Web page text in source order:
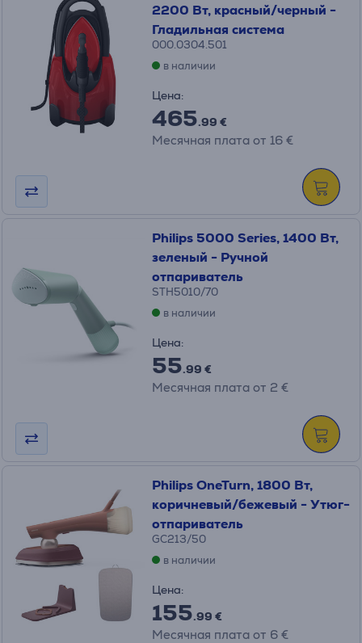
2200 Вт, красный/черный -
Гладильная система
000.0304.501
в наличии
Цена:
465.99 €
Месячная плата от 16 €
Philips 5000 Series, 1400 Вт,
зеленый - Ручной
отпариватель
STH5010/70
в наличии
Цена:
55.99 €
Месячная плата от 2 €
Philips OneTurn, 1800 Вт,
коричневый/бежевый - Утюг-
отпариватель
GC213/50
в наличии
Цена:
155.99 €
Месячная плата от 6 €